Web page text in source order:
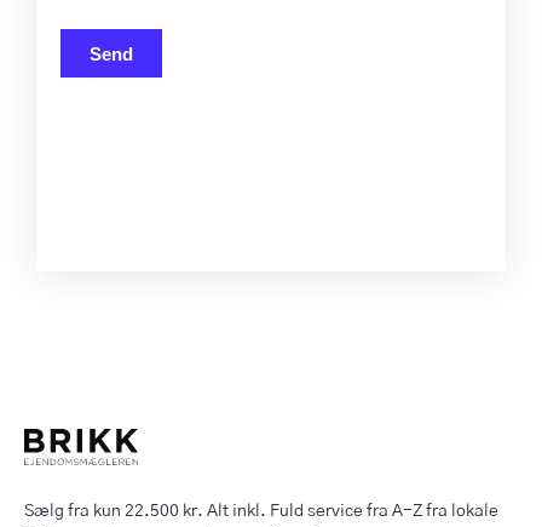
Send
Sælg fra kun 22.500 kr. Alt inkl. Fuld service fra A-Z fra lokale